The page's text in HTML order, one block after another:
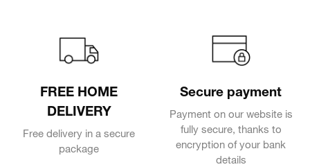
FREE HOME
DELIVERY
Free delivery in a secure
package
Secure payment
Payment on our website is
fully secure, thanks to
encryption of your bank
details